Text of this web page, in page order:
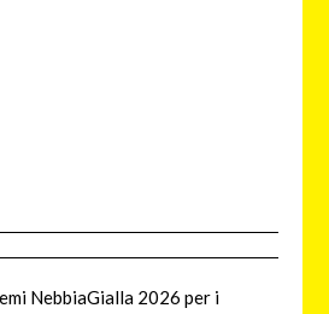
NebbiaGialla 2026 per i